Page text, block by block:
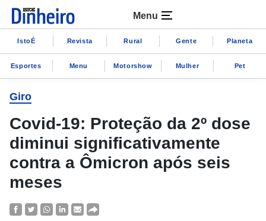
Menu
IstoÉ Revista Rural Gente Planeta
Esportes Menu Motorshow Mulher Pet
Giro
Covid-19: Proteção da 2º dose
diminui significativamente
contra a Ômicron após seis
meses